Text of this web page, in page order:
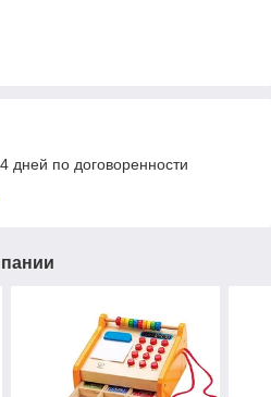
дней по договоренности